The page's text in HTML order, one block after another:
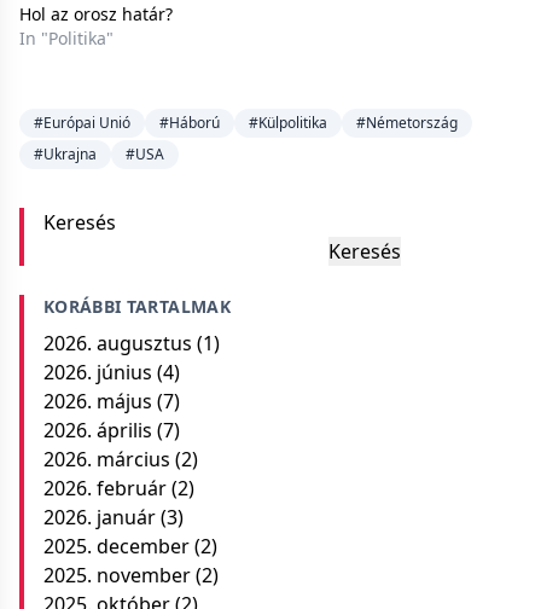
Hol az orosz határ?
In "Politika"
#Európai Unió #Háború #Külpolitika
#Németország
#Ukrajna
#USA
Keresés
Keresés
KORÁBBI TARTALMAK
2026. augusztus (1)
2026. június (4)
2026. május (7)
2026. április (7)
2026. március (2)
2026. február(2)
2026. január(3)
2025. december(2)
2025. november(2)